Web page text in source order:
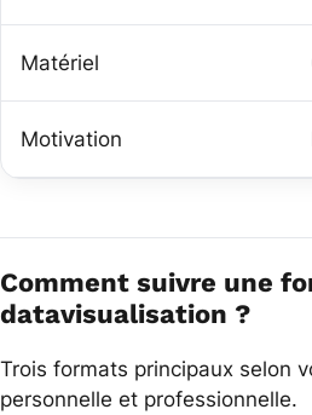
Matériel
Motivation
Comment suivre une
datavisualisation ?
Trois formats principaux selon
personnelle et professionnelle.